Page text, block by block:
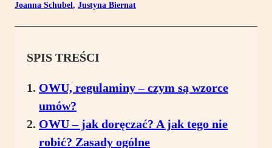
Joanna Schubel, Justyna Biernat
SPIS TREŚCI
OWU, regulaminy – czym są wzorce
umów?
OWU – jak doręczać? A jak tego nie
robić? Zasady ogólne